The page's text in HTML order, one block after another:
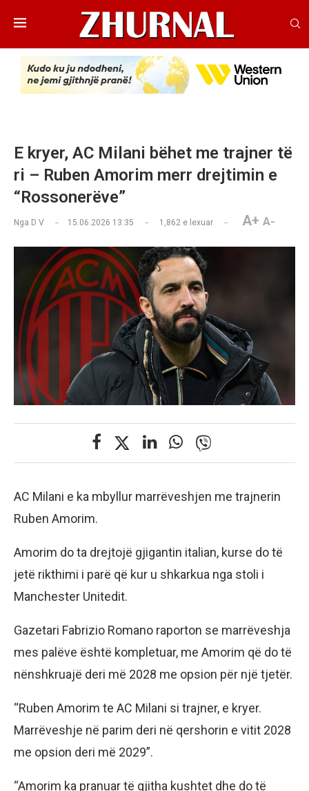
E kryer, AC Milani bëhet me trajner të
ri – Ruben Amorim merr drejtimin e
“Rossonerëve”
Nga D V 15.06.2026 13:35 1,862 e lexuar A+ A-
AC Milani e ka mbyllur marrëveshjen me trajnerin
Ruben Amorim.
Amorim do ta drejtojë gjigantin italian, kurse do të
jetë rikthimi i parë që kur u shkarkua nga stoli i
Manchester Unitedit.
Gazetari Fabrizio Romano raporton se marrëveshja
mes palëve është kompletuar, me Amorim që do të
nënshkruajë deri më 2028 me opsion për një tjetër.
“Ruben Amorim te AC Milani si trajner, e kryer.
Marrëveshje në parim deri në qershorin e vitit 2028
me opsion deri më 2029”.
“Amorim ka pranuar të gjitha kushtet dhe do të